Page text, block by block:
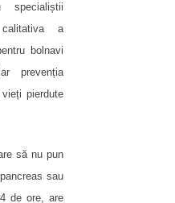
specialiștii
a
bolnavi
prevenția
pierdute
să nu pun
sau
de ore, are